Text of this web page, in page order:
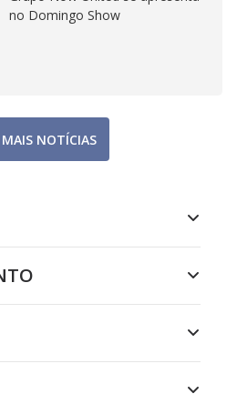
no Domingo Show
MAIS NOTÍCIAS